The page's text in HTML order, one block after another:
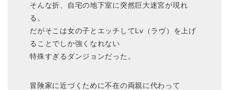
そんな折、自宅の地下室に突然巨大迷宮が現れ
る。
だがそこは女の子とエッチしてLv（ラヴ）を上げ
ることでしか強くなれない
特殊すぎるダンジョンだった。
冒険家に近づくために不在の両親に代わって